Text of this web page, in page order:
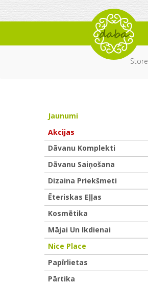
Store
Jaunumi
Akcijas
Dāvanu Komplekti
Dāvanu Saiņošana
Dizaina Priekšmeti
Ēteriskas Eļļas
Kosmētika
Mājai Un Ikdienai
Nice Place
Papīrlietas
Pārtika